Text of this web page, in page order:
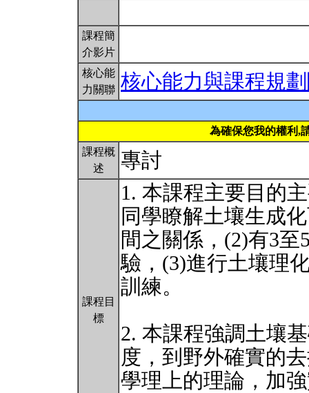
課程簡
介影片
核心能
力關聯 核心能力與課程規
為確保您我的權利,
課程概
述
專討
課程目
標
1. 本課程主要目的
同學瞭解土壤生成
間之關係，(2)有3
驗，(3)進行土壤理
訓練。
2. 本課程強調土壤
度，到野外確實的
學理上的理論，加